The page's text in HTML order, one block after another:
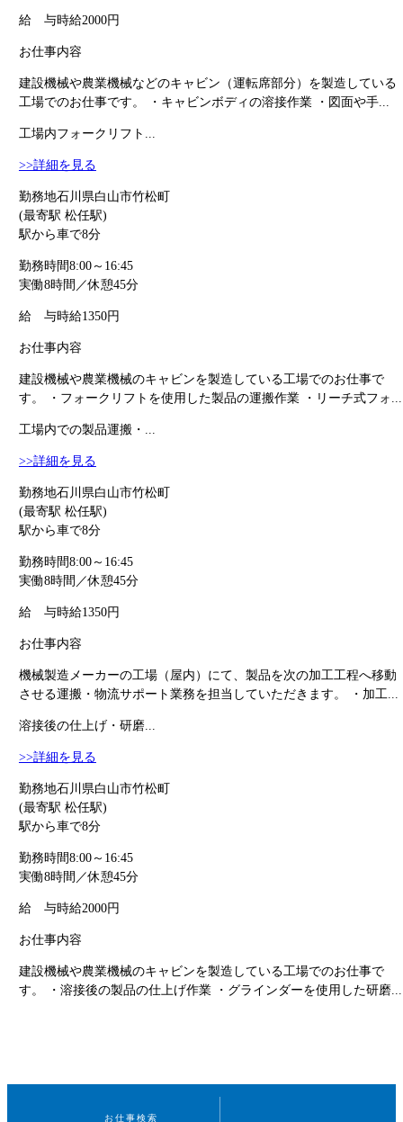
給 与時給2000円
お仕事内容
建設機械や農業機械などのキャビン（運転席部分）を製造している
工場でのお仕事です。 ・キャビンボディの溶接作業 ・図面や手...
工場内フォークリフト...
>>詳細を見る
勤務地石川県白山市竹松町
(最寄駅 松任駅)
駅から車で8分
勤務時間8:00～16:45
実働8時間／休憩45分
給 与時給1350円
お仕事内容
建設機械や農業機械のキャビンを製造している工場でのお仕事で
す。 ・フォークリフトを使用した製品の運搬作業 ・リーチ式フォ...
工場内での製品運搬・...
>>詳細を見る
勤務地石川県白山市竹松町
(最寄駅 松任駅)
駅から車で8分
勤務時間8:00～16:45
実働8時間／休憩45分
給 与時給1350円
お仕事内容
機械製造メーカーの工場（屋内）にて、製品を次の加工工程へ移動
させる運搬・物流サポート業務を担当していただきます。 ・加工...
溶接後の仕上げ・研磨...
>>詳細を見る
勤務地石川県白山市竹松町
(最寄駅 松任駅)
駅から車で8分
勤務時間8:00～16:45
実働8時間／休憩45分
給 与時給2000円
お仕事内容
建設機械や農業機械のキャビンを製造している工場でのお仕事で
す。 ・溶接後の製品の仕上げ作業 ・グラインダーを使用した研磨...
お仕事検索